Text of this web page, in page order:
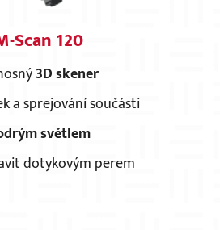
Scan 120
3D skener
a sprejování součásti
světlem
dotykovým perem